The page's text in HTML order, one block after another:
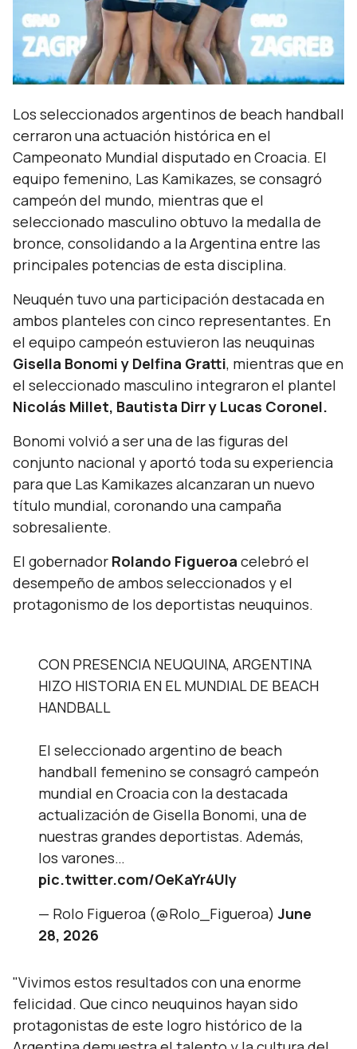
Los seleccionados argentinos de beach handball
cerraron una actuación histórica en el
Campeonato Mundial disputado en Croacia. El
equipo femenino, Las Kamikazes, se consagró
campeón del mundo, mientras que el
seleccionado masculino obtuvo la medalla de
bronce, consolidando a la Argentina entre las
principales potencias de esta disciplina.
Neuquén tuvo una participación destacada en
ambos planteles con cinco representantes. En
el equipo campeón estuvieron las neuquinas
Gisella Bonomi y Delfina Gratti, mientras que en
el seleccionado masculino integraron el plantel
Nicolás Millet, Bautista Dirr y Lucas Coronel.
Bonomi volvió a ser una de las figuras del
conjunto nacional y aportó toda su experiencia
para que Las Kamikazes alcanzaran un nuevo
título mundial, coronando una campaña
sobresaliente.
El gobernador Rolando Figueroa celebró el
desempeño de ambos seleccionados y el
protagonismo de los deportistas neuquinos.
CON PRESENCIA NEUQUINA, ARGENTINA
HIZO HISTORIA EN EL MUNDIAL DE BEACH
HANDBALL
El seleccionado argentino de beach
handball femenino se consagró campeón
mundial en Croacia con la destacada
actualización de Gisella Bonomi, una de
nuestras grandes deportistas. Además,
los varones…
pic.twitter.com/OeKaYr4UIy
— Rolo Figueroa (@Rolo_Figueroa)June
28, 2026
"Vivimos estos resultados con una enorme
felicidad. Que cinco neuquinos hayan sido
protagonistas de este logro histórico de la